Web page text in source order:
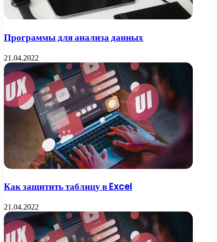
Программы для анализа данных
21.04.2022
Как защитить таблицу в Excel
21.04.2022